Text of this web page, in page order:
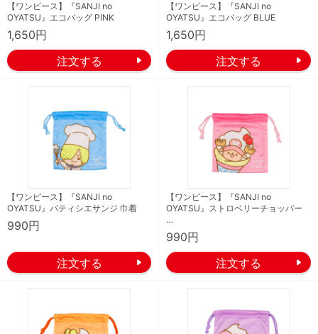
【ワンピース】『SANJI no
OYATSU』エコバッグ PINK
1,650円
【ワンピース】『SANJI no
OYATSU』エコバッグ BLUE
1,650円
【ワンピース】『SANJI no
OYATSU』パティシエサンジ 巾着
990円
【ワンピース】『SANJI no
OYATSU』ストロベリーチョッパー
…
990円